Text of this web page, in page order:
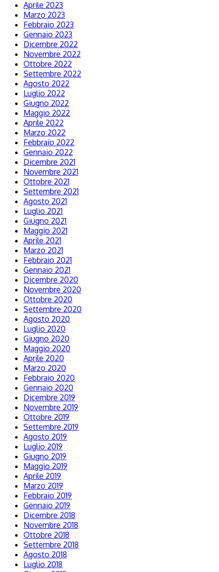
Aprile 2023
Marzo 2023
Febbraio 2023
Gennaio 2023
Dicembre 2022
Novembre 2022
Ottobre 2022
Settembre 2022
Agosto 2022
Luglio 2022
Giugno 2022
Maggio 2022
Aprile 2022
Marzo 2022
Febbraio 2022
Gennaio 2022
Dicembre 2021
Novembre 2021
Ottobre 2021
Settembre 2021
Agosto 2021
Luglio 2021
Giugno 2021
Maggio 2021
Aprile 2021
Marzo 2021
Febbraio 2021
Gennaio 2021
Dicembre 2020
Novembre 2020
Ottobre 2020
Settembre 2020
Agosto 2020
Luglio 2020
Giugno 2020
Maggio 2020
Aprile 2020
Marzo 2020
Febbraio 2020
Gennaio 2020
Dicembre 2019
Novembre 2019
Ottobre 2019
Settembre 2019
Agosto 2019
Luglio 2019
Giugno 2019
Maggio 2019
Aprile 2019
Marzo 2019
Febbraio 2019
Gennaio 2019
Dicembre 2018
Novembre 2018
Ottobre 2018
Settembre 2018
Agosto 2018
Luglio 2018